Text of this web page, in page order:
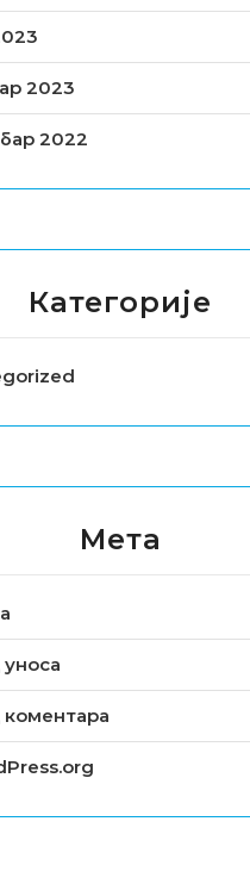
2023
2022
Категорије
Мета